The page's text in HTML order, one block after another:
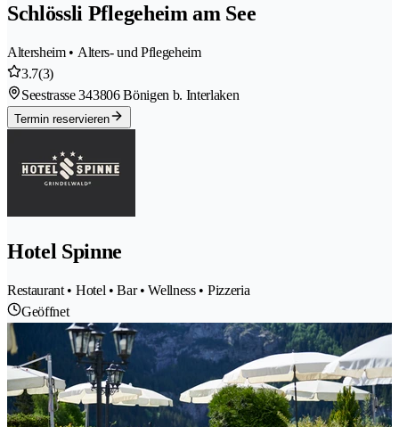
Schlössli Pflegeheim am See
Altersheim • Alters- und Pflegeheim
3.7(3)
Seestrasse 343806 Bönigen b. Interlaken
Termin reservieren
Hotel Spinne
Restaurant • Hotel • Bar • Wellness • Pizzeria
Geöffnet